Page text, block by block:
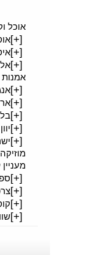
אוכל
[+]
[+]
[+]
אמנות
[+]
[+]
[+]
[+]יוון
[+]
[+]
[+]
[+]
[+]